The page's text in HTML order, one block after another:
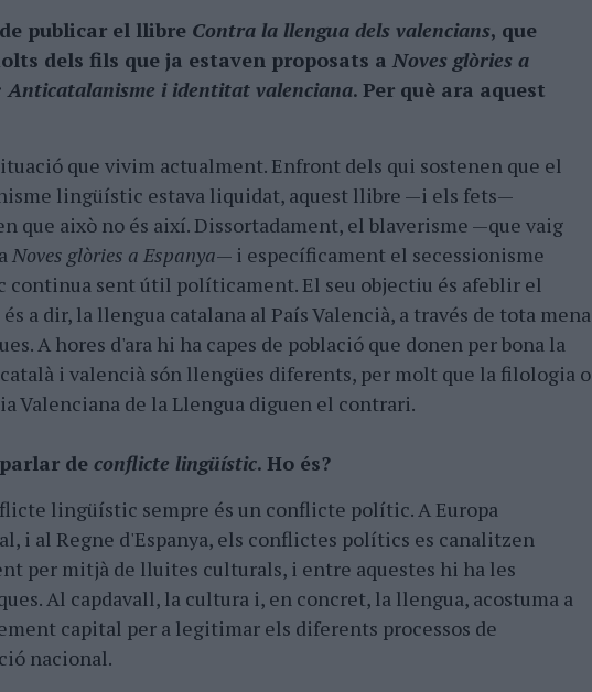
publicar el llibre Contra la llengua dels valencians, que
dels fils que ja estaven proposats a Noves glòries a
Anticatalanisme i identitat valenciana. Per què ara aquest
que vivim actualment. Enfront dels qui sostenen que el
lingüístic estava liquidat, aquest llibre —i els fets—
que això no és així. Dissortadament, el blaverisme —que vaig
Noves glòries a Espanya— i específicament el secessionisme
continua sent útil políticament. El seu objectiu és afeblir el
a dir, la llengua catalana al País Valencià, a través de tota mena
A hores d'ara hi ha capes de població que donen per bona la
i valencià són llengües diferents, per molt que la filologia o
Valenciana de la Llengua diguen el contrari.
de conflicte lingüístic. Ho és?
lingüístic sempre és un conflicte polític. A Europa
i al Regne d'Espanya, els conflictes polítics es canalitzen
per mitjà de lluites culturals, i entre aquestes hi ha les
Al capdavall, la cultura i, en concret, la llengua, acostuma a
capital per a legitimar els diferents processos de
nacional.